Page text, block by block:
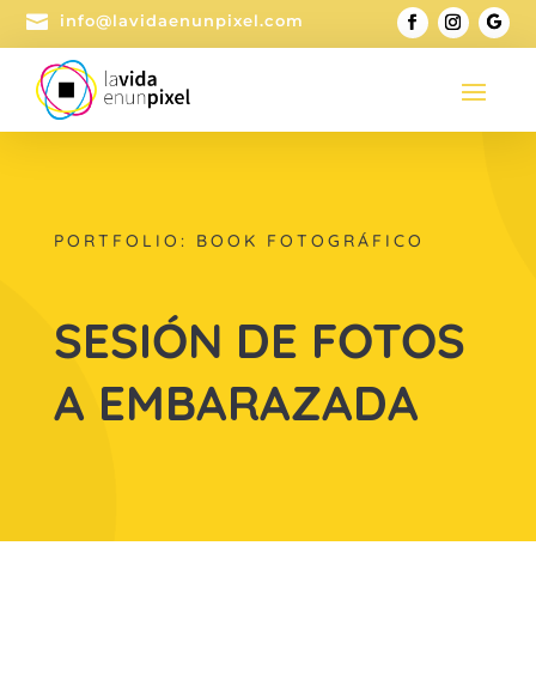
 info@lavidaenunpixel.com
PORTFOLIO: BOOK FOTOGRÁFICO
SESIÓN DE FOTOS
A EMBARAZADA